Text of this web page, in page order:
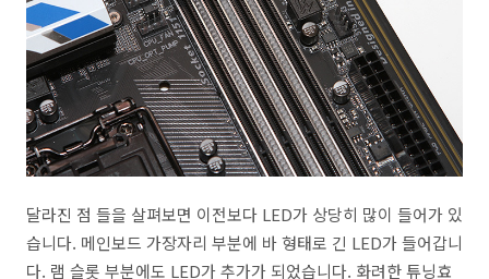
달라진 점 들을 살펴보면 이전보다 LED가 상당히 많이 들어가 있
습니다. 메인보드 가장자리 부분에 바 형태로 긴 LED가 들어갑니
다. 램 슬롯 부분에도 LED가 추가가 되었습니다. 화려한 튜닝효